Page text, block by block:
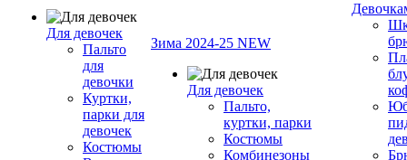
Для девочек
Пальто
для
девочки
Куртки,
парки для
девочек
Костюмы
Зима 2024-25 NEW
Для девочек
Пальто,
куртки, парки
Костюмы
Комбинезоны